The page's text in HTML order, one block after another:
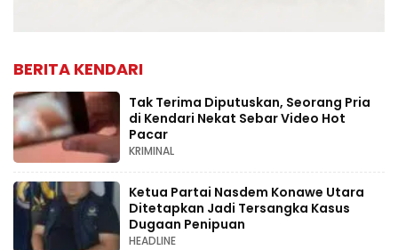
BERITA KENDARI
Tak Terima Diputuskan, Seorang Pria
di Kendari Nekat Sebar Video Hot
Pacar
KRIMINAL
Ketua Partai Nasdem Konawe Utara
Ditetapkan Jadi Tersangka Kasus
Dugaan Penipuan
HEADLINE